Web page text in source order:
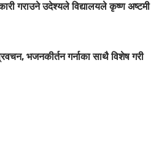
गराउने उदेश्यले विद्यालयले कृष्ण अष्टमी
भजनकीर्तन गर्नाका साथै विशेष गरी